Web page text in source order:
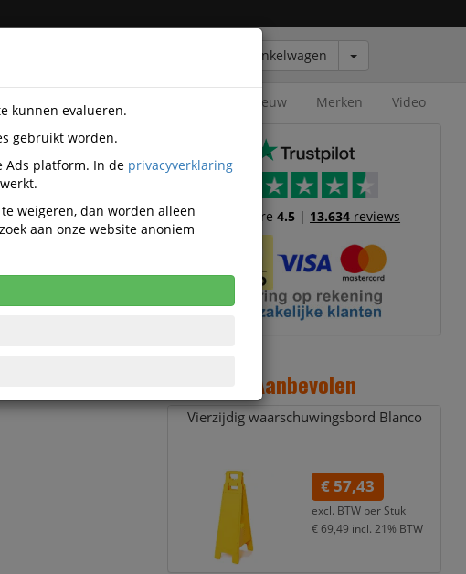
Winkelwagen
Nieuw Merken Video
Trustscore4.5 | 13.634 reviews
Aanbevolen
Vierzijdig waarschuwingsbord Blanco
€ 57,43
excl. BTW per Stuk
€ 69,49 incl. 21% BTW
kunnen evalueren.
gebruikt worden.
Ads platform. In de privacyverklaring
weigeren, dan worden alleen
aan onze website anoniem